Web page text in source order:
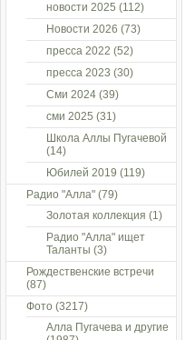
новости 2025 (112)
Новости 2026 (73)
пресса 2022 (52)
пресса 2023 (30)
Сми 2024 (39)
сми 2025 (31)
Школа Аллы Пугачевой
(14)
Юбилей 2019 (119)
Радио "Алла" (79)
Золотая коллекция (1)
Радио "Алла" ищет
Таланты (3)
Рождественские встречи
(87)
Фото (3217)
Алла Пугачева и другие